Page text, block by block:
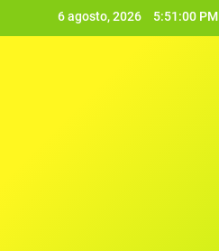
6 agosto, 2026 5:51:01 PM